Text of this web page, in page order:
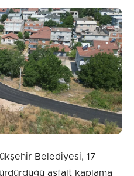
Belediyesi, 17
asfalt kaplama